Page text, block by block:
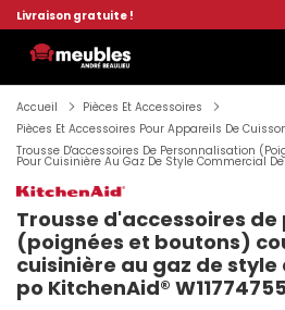
Livraison gratuite !
Accueil
Pièces Et Accessoires
Pièces Et Accessoires Pour Appareils De
Trousse D'accessoires De Personnalisation
Pour Cuisinière Au Gaz De Style Commercial De
Trousse d'accessoires
(poignées et boutons)
cuisinière au gaz de
po KitchenAid® W11774755